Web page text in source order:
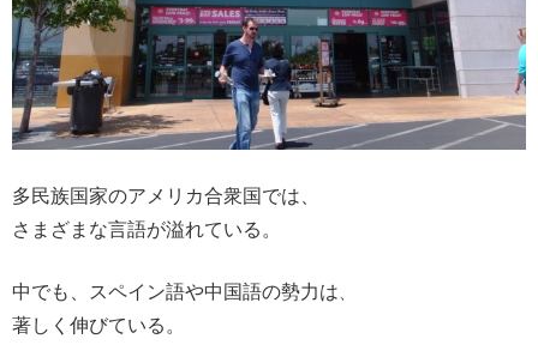
多民族国家のアメリカ合衆国では、
さまざまな言語が溢れている。
中でも、スペイン語や中国語の勢力は、
著しく伸びている。